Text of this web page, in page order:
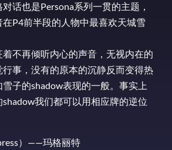
话也是Persona系列一贯的主题，
P4前半段的人物中最喜欢天城雪
不再倾听内心的声音，无视内在的
事，没有的原本的沉静反而变得热
子的shadow表现的一般。事实上
我们都可以用相应牌的逆位
）——玛格丽特